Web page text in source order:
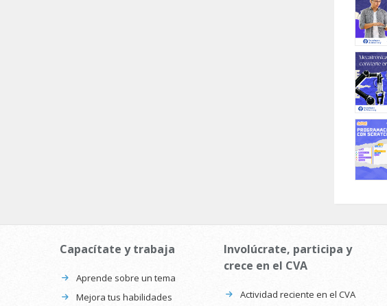
Capacítate y trabaja
Aprende sobre un tema
Mejora tus habilidades
Involúcrate, participa y
crece en el CVA
Actividad reciente en el CVA